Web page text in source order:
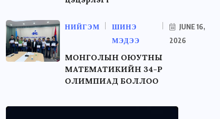
НИЙГЭМ
ШИНЭ
МЭДЭЭ
JUNE 16,
2026
МОНГОЛЫН ОЮУТНЫ
МАТЕМАТИКИЙН 34-Р
ОЛИМПИАД БОЛЛОО